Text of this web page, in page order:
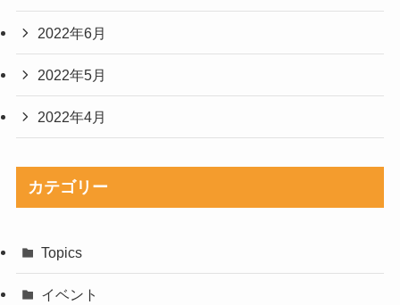
2022年6月
2022年5月
2022年4月
カテゴリー
Topics
イベント